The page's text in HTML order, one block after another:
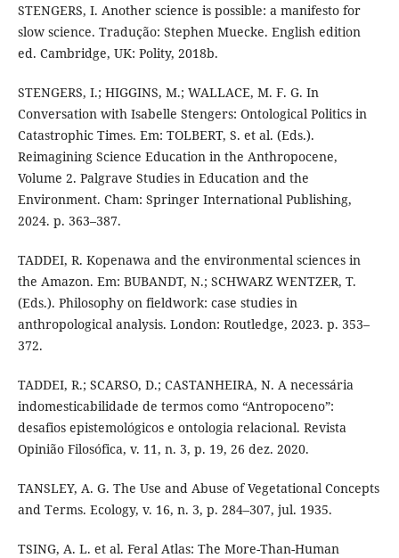
STENGERS, I. Another science is possible: a manifesto for
slow science. Tradução: Stephen Muecke. English edition
ed. Cambridge, UK: Polity, 2018b.
STENGERS, I.; HIGGINS, M.; WALLACE, M. F. G. In
Conversation with Isabelle Stengers: Ontological Politics in
Catastrophic Times. Em: TOLBERT, S. et al. (Eds.).
Reimagining Science Education in the Anthropocene,
Volume 2. Palgrave Studies in Education and the
Environment. Cham: Springer International Publishing,
2024. p. 363–387.
TADDEI, R. Kopenawa and the environmental sciences in
the Amazon. Em: BUBANDT, N.; SCHWARZ WENTZER, T.
(Eds.). Philosophy on fieldwork: case studies in
anthropological analysis. London: Routledge, 2023. p. 353–
372.
TADDEI, R.; SCARSO, D.; CASTANHEIRA, N. A necessária
indomesticabilidade de termos como “Antropoceno”:
desafios epistemológicos e ontologia relacional. Revista
Opinião Filosófica, v. 11, n. 3, p. 19, 26 dez. 2020.
TANSLEY, A. G. The Use and Abuse of Vegetational Concepts
and Terms. Ecology, v. 16, n. 3, p. 284–307, jul. 1935.
TSING, A. L. et al. Feral Atlas: The More-Than-Human